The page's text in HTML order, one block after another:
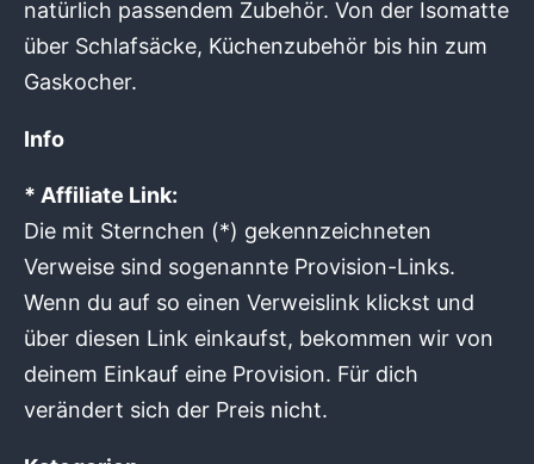
natürlich passendem Zubehör. Von der Isomatte
über Schlafsäcke, Küchenzubehör bis hin zum
Gaskocher.
Info
* Affiliate Link:
Die mit Sternchen (*) gekennzeichneten
Verweise sind sogenannte Provision-Links.
Wenn du auf so einen Verweislink klickst und
über diesen Link einkaufst, bekommen wir von
deinem Einkauf eine Provision. Für dich
verändert sich der Preis nicht.